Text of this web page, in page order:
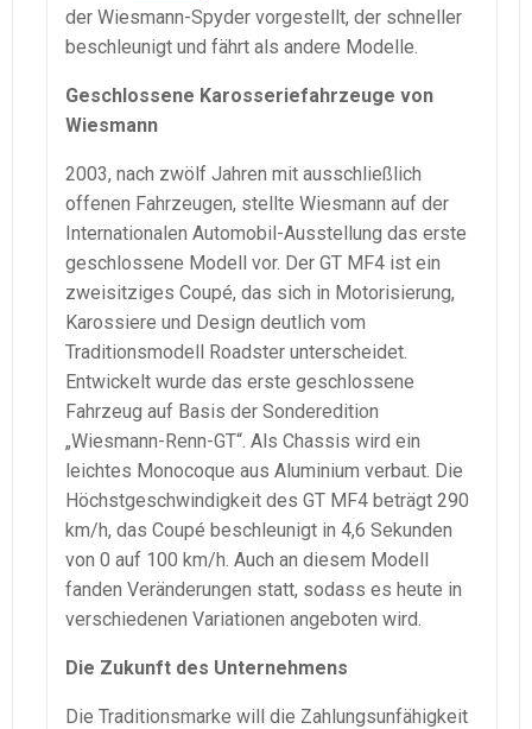
der Wiesmann-Spyder vorgestellt, der schneller
beschleunigt und fährt als andere Modelle.
Geschlossene Karosseriefahrzeuge von
Wiesmann
2003, nach zwölf Jahren mit ausschließlich
offenen Fahrzeugen, stellte Wiesmann auf der
Internationalen Automobil-Ausstellung das erste
geschlossene Modell vor. Der GT MF4 ist ein
zweisitziges Coupé, das sich in Motorisierung,
Karossiere und Design deutlich vom
Traditionsmodell Roadster unterscheidet.
Entwickelt wurde das erste geschlossene
Fahrzeug auf Basis der Sonderedition
„Wiesmann-Renn-GT“. Als Chassis wird ein
leichtes Monocoque aus Aluminium verbaut. Die
Höchstgeschwindigkeit des GT MF4 beträgt 290
km/h, das Coupé beschleunigt in 4,6 Sekunden
von 0 auf 100 km/h. Auch an diesem Modell
fanden Veränderungen statt, sodass es heute in
verschiedenen Variationen angeboten wird.
Die Zukunft des Unternehmens
Die Traditionsmarke will die Zahlungsunfähigkeit